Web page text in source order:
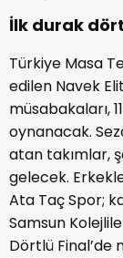
İlk durak
Türkiye Masa
edilen Navek
müsabakaları,
oynanacak.
atan takımlar,
gelecek.
Ata Taç Spor;
Samsun
Dörtlü Final’de